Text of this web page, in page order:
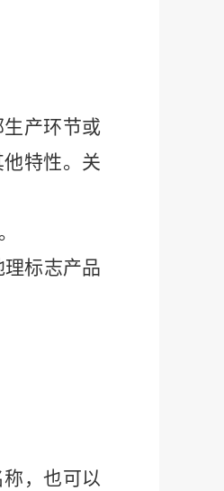
产环节或
特性。关
标志产品
，也可以